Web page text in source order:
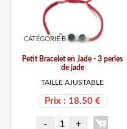
CATÉGORIE B
Petit Bracelet en Jade - 3 perles
de jade
TAILLE AJUSTABLE
Prix : 18.50 €